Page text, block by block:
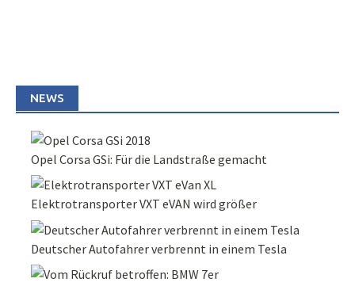
NEWS
Opel Corsa GSi: Für die Landstraße gemacht
Elektrotransporter VXT eVAN wird größer
Deutscher Autofahrer verbrennt in einem Tesla